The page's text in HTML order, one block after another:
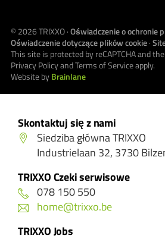
Skontaktuj się z nami
Siedziba główna TRIXXO
Industrielaan 32, 3730
TRIXXO Czeki serwisowe
078 150 550
home@trixxo.be
TRIXXO Jobs
© 2026TRIXXO·Oświadczenie o ochronie
Oświadczenie dotyczące plików cookie·
This site is protected by reCAPTCHA and
Privacy PolicyandTerms of Serviceapply.
Website byBrainlane